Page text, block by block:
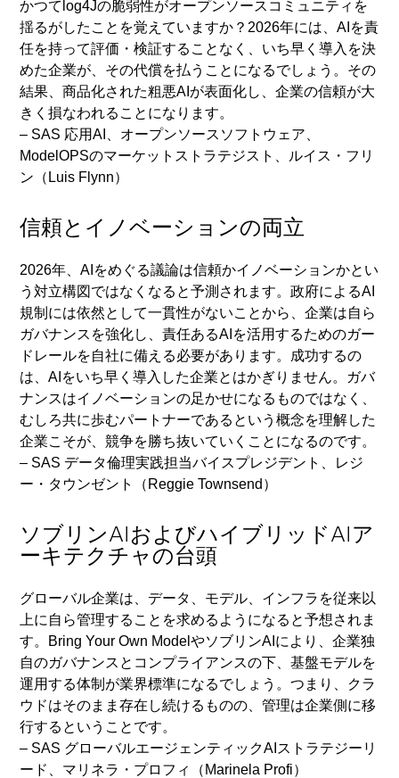
かつてlog4Jの脆弱性がオープンソースコミュニティを
揺るがしたことを覚えていますか？2026年には、AIを責
任を持って評価・検証することなく、いち早く導入を決
めた企業が、その代償を払うことになるでしょう。その
結果、商品化された粗悪AIが表面化し、企業の信頼が大
きく損なわれることになります。
– SAS 応用AI、オープンソースソフトウェア、
ModelOPSのマーケットストラテジスト、ルイス・フリ
ン（Luis Flynn）
信頼とイノベーションの両立
2026年、AIをめぐる議論は信頼かイノベーションかとい
う対立構図ではなくなると予測されます。政府によるAI
規制には依然として一貫性がないことから、企業は自ら
ガバナンスを強化し、責任あるAIを活用するためのガー
ドレールを自社に備える必要があります。成功するの
は、AIをいち早く導入した企業とはかぎりません。ガバ
ナンスはイノベーションの足かせになるものではなく、
むしろ共に歩むパートナーであるという概念を理解した
企業こそが、競争を勝ち抜いていくことになるのです。
– SAS データ倫理実践担当バイスプレジデント、レジ
ー・タウンゼント（Reggie Townsend）
ソブリンAIおよびハイブリッドAIア
ーキテクチャの台頭
グローバル企業は、データ、モデル、インフラを従来以
上に自ら管理することを求めるようになると予想されま
す。Bring Your Own ModelやソブリンAIにより、企業独
自のガバナンスとコンプライアンスの下、基盤モデルを
運用する体制が業界標準になるでしょう。つまり、クラ
ウドはそのまま存在し続けるものの、管理は企業側に移
行するということです。
– SAS グローバルエージェンティックAIストラテジーリ
ード、マリネラ・プロフィ（Marinela Profi）